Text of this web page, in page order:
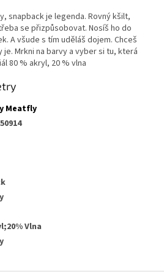
snapback je legenda. Rovný kšilt,
se přizpůsobovat. Nosíš ho do
A všude s tím uděláš dojem. Chceš
je. Mrkni na barvy a vyber si tu, která
80 % akryl, 20 % vlna
Meatfly
Vlna